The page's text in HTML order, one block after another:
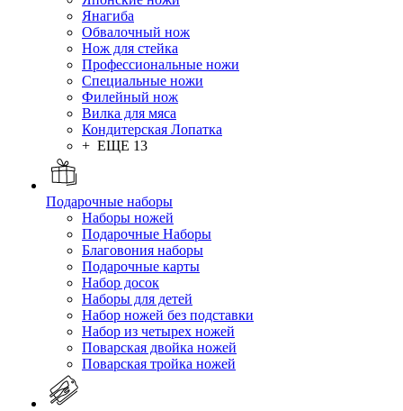
Янагиба
Обвалочный нож
Нож для стейка
Профессиональные ножи
Специальные ножи
Филейный нож
Вилка для мяса
Кондитерская Лопатка
+ ЕЩЕ 13
Подарочные наборы
Наборы ножей
Подарочные Наборы
Благовония наборы
Подарочные карты
Набор досок
Наборы для детей
Набор ножей без подставки
Набор из четырех ножей
Поварская двойка ножей
Поварская тройка ножей